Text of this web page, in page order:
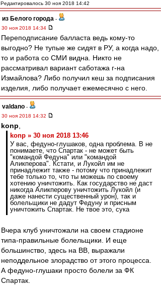
Редактировалось 30 ноя 2018 14:42
из Белого города -
30 ноя 2018 14:34
Переподписание балласта ведь кому-то
выгодно? Не тупые же сидят в РУ, а когда надо,
то и работа со СМИ видна. Никто не
рассматривал вариант саботажа г-на
Измайлова? Либо получил кеш за подписания
изделия, либо получает ежемесячно с него.
valdano -
30 ноя 2018 14:32
konp
konp » 30 ноя 2018 13:46
У вас, федуно-глушаков, одна проблема. В не
понимаете, что Спартак - не может быть
"командой Федуна" или "командой
Аликперова". Кстати, и Лукойл им не
принадлежит также - потому что принадлежит
тебе только то, что ты можешь по своему
хотению уничтожить. Как государство не даст
никогда Аликперову уничтожить Лукойл (и
даже нанести существенный урон), так и
болельщики не дадут Федуну и присным
уничтожить Спартак. Не твое это, сука
Вчера клуб уничтожали на своем стадионе
типа-правильные болельщики. И еще
большинство, здесь на ВВ, выражали
неподдельное злорадство от этого процесса.
А федуно-глушаки просто болели за ФК
Спартак.